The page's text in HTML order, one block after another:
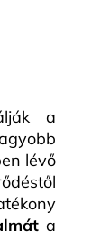
a
lévő
a